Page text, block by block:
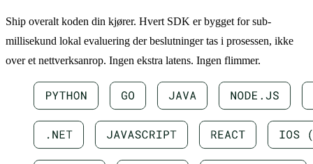
Ship overalt koden din kjører. Hvert SDK er bygget for sub-
millisekund lokal evaluering der beslutninger tas i prosessen, ikke
over et nettverksanrop. Ingen ekstra latens. Ingen flimmer.